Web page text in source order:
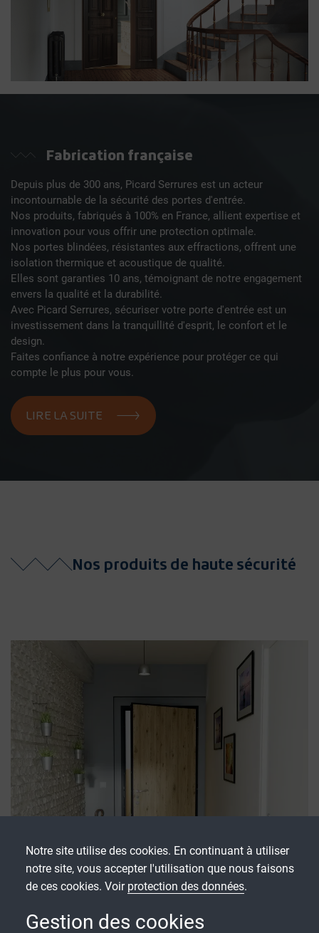
Fabrication française
Depuis plus de 300 ans, Picard Serrures est un acteur
incontournable de la sécurité des portes d'entrée.
Nos produits, fabriqués à 100% en France, allient expertise et
innovation pour vous offrir une protection optimale.
Nos portes blindées, résistantes aux effractions, offrent une
isolation thermique et acoustique de qualité.
Elles sont garanties 10 ans, témoignant de notre engagement
envers la qualité et la durabilité.
Avec Picard Serrures, sécuriser votre porte d'entrée est un
investissement dans la tranquillité d'esprit, le confort et le
design.
Faites confiance à notre expérience pour protéger ce qui
compte le plus pour vous.
LIRE LA SUITE
Nos produits de haute sécurité
Diamant 10
Notre site utilise des cookies. En continuant à utiliser
notre site, vous accepter l'utilisation que nous faisons
de ces cookies. Voir protection des données.
Gestion des cookies